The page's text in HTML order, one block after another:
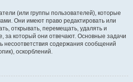
(или группы пользователей), которые
Они имеют право редактировать или
открывать, перемещать, удалять и
за который они отвечают. Основные задачи
несоответствия содержания сообщений
оскорблений.